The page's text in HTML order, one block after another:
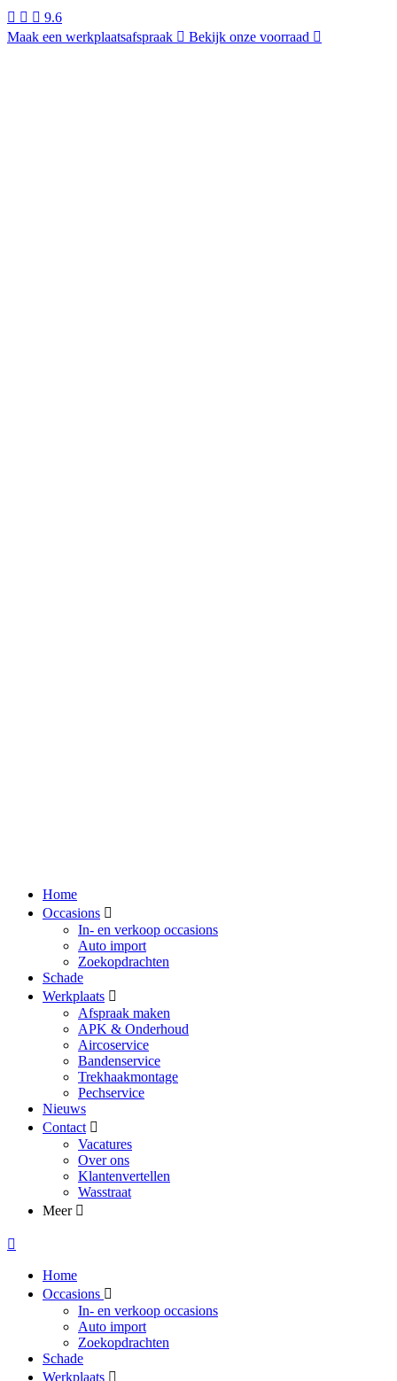
9.6
Maak een werkplaatsafspraak
Bekijk onze voorraad
Home
Occasions
In- en verkoop occasions
Auto import
Zoekopdrachten
Schade
Werkplaats
Afspraak maken
APK & Onderhoud
Aircoservice
Bandenservice
Trekhaakmontage
Pechservice
Nieuws
Contact
Vacatures
Over ons
Klantenvertellen
Wasstraat
Meer
Home
Occasions
In- en verkoop occasions
Auto import
Zoekopdrachten
Schade
Werkplaats